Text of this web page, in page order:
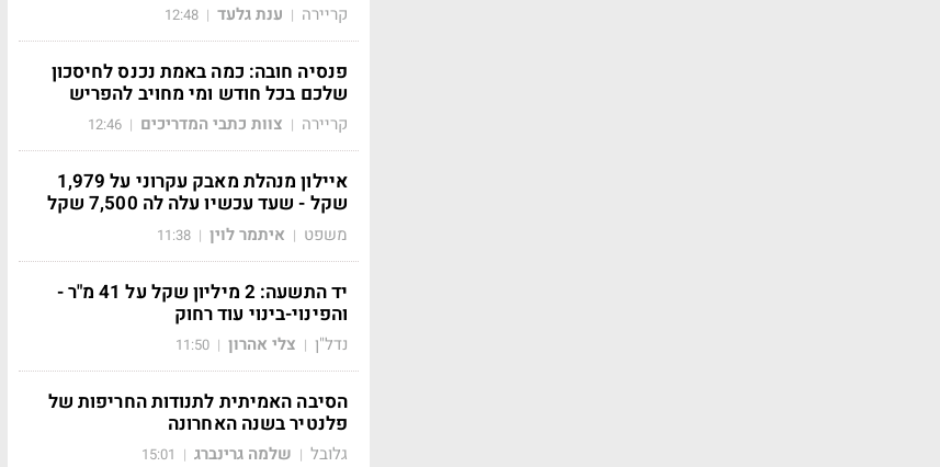
קריירה | ענת גלעד |
12:48
פנסיה חובה: כמה באמת נכנס לחיסכון
שלכם בכל חודש ומי מחויב להפריש
קריירה | צוות כתבי המדריכים |
12:46
איילון מנהלת מאבק עקרוני על 1,979
שקל - שעד עכשיו עלה לה 7,500 שקל
משפט | איתמר לוין |
11:38
יד התשעה: 2 מיליון שקל על 41 מ"ר -
והפינוי-בינוי עוד רחוק
נדל"ן | צלי אהרון |
11:50
הסיבה האמיתית לתנודות החריפות של
פלנטיר בשנה האחרונה
גלובל | שלמה גרינברג |
15:01